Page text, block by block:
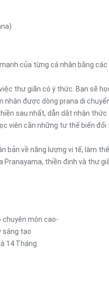
của từng cá nhân bằng
thư giãn có ý thức. Bạn
nhận được dòng prana di
sau nhất, dẫn dắt nhận
viên cần những tư thế biến
bản về năng lượng vi tế, làm
thiền định và thư
chuyên môn cao-
sáng tạo
14 Tháng